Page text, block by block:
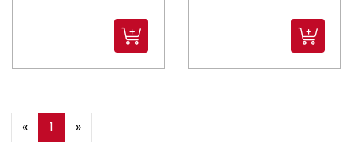
« 1 »